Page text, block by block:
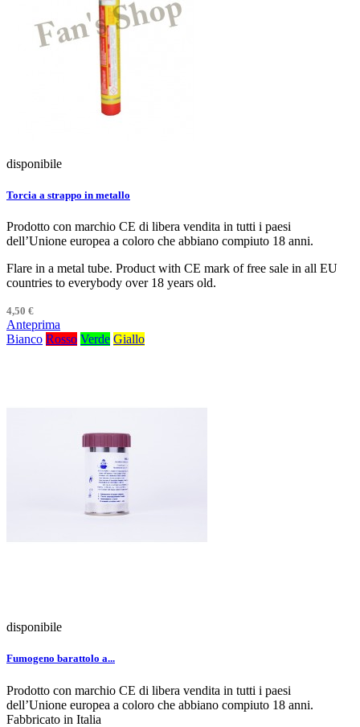
disponibile
Torcia a strappo in metallo
Prodotto con marchio CE di libera vendita in tutti i paesi
dell’Unione europea a coloro che abbiano compiuto 18 anni.
Flare in a metal tube. Product with CE mark of free sale in all EU
countries to everybody over 18 years old.
4,50 €
Anteprima
Bianco Rosso Verde Giallo
disponibile
Fumogeno barattolo a...
Prodotto con marchio CE di libera vendita in tutti i paesi
dell’Unione europea a coloro che abbiano compiuto 18 anni.
Fabbricato in Italia